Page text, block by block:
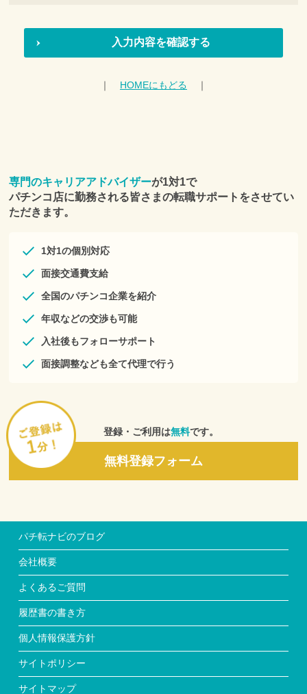
2.利用者は、本サービスの利用申し込みを行った時点におい
て、本規約の定めに従い本サービスを利用することについて、
本サービスを利用希望する個人は、登録フォームより、個人情
ービス全体の提供を長期的に中断もしくは終了することがで
き、利用者はこれを承諾します。
■第５条 個人情報
理します。
■第６条 サービスの提供
１．当社は、以下のサービスの中から利用者にとって適切なサ
(1)Eメールやダイレクトメール、および郵送、SMS、電話等に
(2)キャリアアドバイザーによる転職活動に関するサポート
(4)応募意思の確認のとれた求人に対する応募手続きの代行
(5)メールマガジンなどの媒体によるキャンペーンの提供
(6)その他利用者の転職に有益と当社が判断する一切のサービス
発売する新聞、広告、雑誌その他の媒体等に転載することにつ
いて、あらかじめ同意しているものとします。
３．利用者は、当社が、個人情報以外の情報および本サービス
の利用状況について、当社と取引を行う協力企業、媒体、マス
コミ等が編集、発行、もしくは発売するものに転載することに
ついて、あらかじめ同意しているものとします。
４．本条2項および3項の場合、転載された掲載物の著作権は、
５．前各項に掲げる内容から発生する一切の損害について、当
社は何らの責任も負わないものとします。
■第７条 利用者情報の正確性
利用者が当社に対して利用申し込み時などで提供した情報が正
して求人企業、その他の第三者から何らかの異議、請求もしく
は要求などがなされた場合には、自己の費用負担と責任で対処
するものとします。また、当社に一切の迷惑をかけないことを
保証するものとします。
■第8条 労働条件
当社は、利用者が求人企業に入社した場合の仕事内容や処遇な
ど労働条件の概略について確認を行いますが、利用者は、利用
者の責任において、求人企業に労働条件を直接確認した後に雇
用契約を結ぶものとし、当社が確認しかつ利用者に通知した労
｜ HOMEにもどる ｜
専門のキャリアアドバイザーが1対1で
パチンコ店に勤務される皆さまの転職サポートをさせてい
ただきます。
1対1の個別対応
面接交通費支給
全国のパチンコ企業を紹介
年収などの交渉も可能
入社後もフォローサポート
面接調整なども全て代理で行う
登録・ご利用は無料です。
無料登録フォーム
パチ転ナビのブログ
会社概要
よくあるご質問
履歴書の書き方
個人情報保護方針
サイトポリシー
サイトマップ